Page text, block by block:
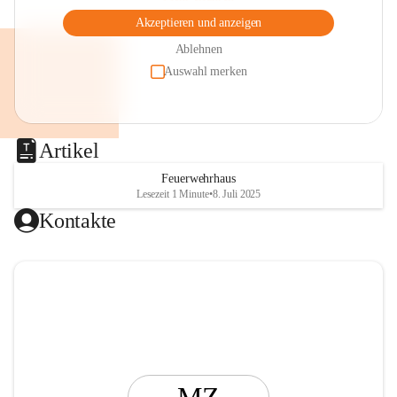
Akzeptieren und anzeigen
Ablehnen
Auswahl merken
Artikel
Feuerwehrhaus
Lesezeit 1 Minute•8. Juli 2025
Kontakte